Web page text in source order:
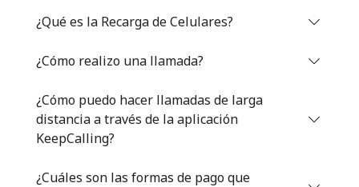
¿Olvidaste tu contraseña? →
Iniciar Sesión
¿Qué es la Recarga de Celulares?
¿Cómo realizo una llamada?
¿Cómo puedo hacer llamadas de larga
distancia a través de la aplicación
KeepCalling?
¿Cuáles son las formas de pago que